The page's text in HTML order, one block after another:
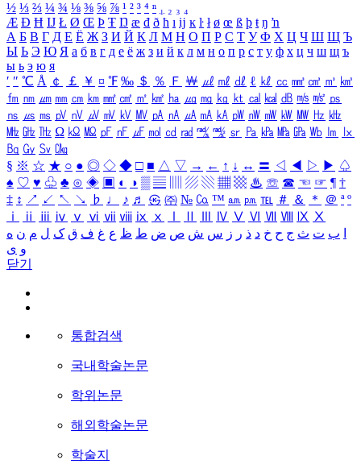
½ ⅓ ⅔ ¼ ¾ ⅛ ⅜ ⅝ ⅞ ¹ ² ³ ⁴ ⁿ ₁ ₂ ₃ ₄
Æ Ð Ħ Ĳ Ł Ø Œ Þ Ŧ Ŋ æ đ ð ħ ı ĳ ĸ ŀ ł ø œ ß þ ŧ ŋ ŉ
А Б В Г Д Е Ё Ж З И Й К Л М Н О П Р С Т У Ф Х Ц Ч Ш Щ Ъ
Ы Ь Э Ю Я а б в г д е ё ж з и й к л м н о п р с т у ф х ц ч ш щ ъ
ы ь э ю я
′ ″ ℃ Å ￠ ￡ ￥ ¤ ℉ ‰ ＄ ％ Ｆ ￦ ㎕ ㎖ ㎗ ℓ ㎘ ㏄ ㎣ ㎤ ㎥ ㎦
㎙ ㎚ ㎛ ㎜ ㎝ ㎞ ㎟ ㎠ ㎡ ㎢ ㏊ ㎍ ㎎ ㎏ ㏏ ㎈ ㎉ ㏈ ㎧ ㎨ ㎰
㎱ ㎲ ㎳ ㎴ ㎵ ㎶ ㎷ ㎸ ㎹ ㎀ ㎁ ㎂ ㎃ ㎄ ㎺ ㎻ ㎽ ㎾ ㎿ ㎐ ㎑
㎒ ㎓ ㎔ Ω ㏀ ㏁ ㎊ ㎋ ㎌ ㏖ ㏅ ㎭ ㎮ ㎯ ㏛ ㎩ ㎪ ㎫ ㎬ ㏝ ㏐
㏓
㏃ ㏉ ㏜ ㏆
§ ※ ☆ ★ ○ ● ◎ ◇ ◆ □ ■ △ ▽ → ← ↑ ↓ ↔ 〓 ◁ ◀ ▷ ▶ ♤
♠ ♡ ♥ ♧ ♣ ⊙ ◈ ▣ ◐ ◑ ▒ ▤ ▨ ▧ ▦ ▩ ♨ ☏ ☎ ☜ ☞ ¶ †
‡ ↕ ↗ ↙ ↖ ↘ ♭ ♩ ♪ ♬ ㉿ ㈜ № ㏇ ™ ㏂ ㏘ ℡ ＃ ＆ ＊ ＠ ª º
ⅰ
ⅱ ⅲ ⅳ ⅴ ⅵ ⅶ ⅷ ⅸ ⅹ Ⅳ Ⅴ Ⅵ Ⅶ Ⅷ Ⅸ Ⅹ
ب ت ث ج ح خ د ذ ر ز س ش ص ض ط ظ ع غ ف ق ک ل م ن ه
و ی
닫기
통합검색
국내학술논문
학위논문
해외학술논문
학술지